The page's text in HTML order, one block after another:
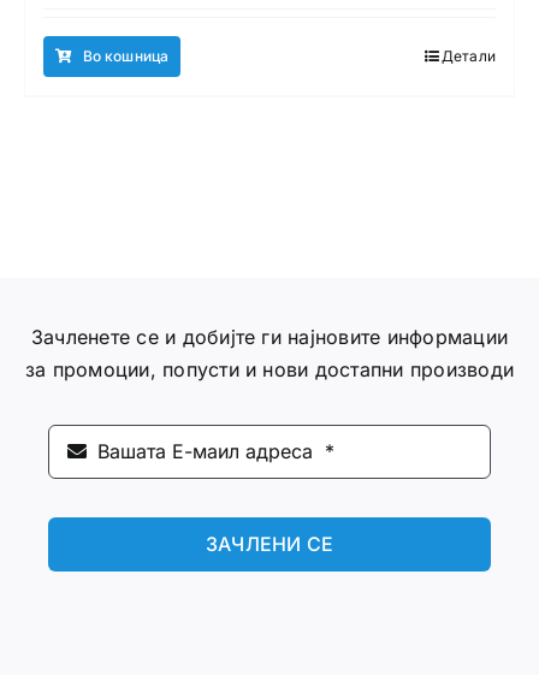
Во кошница Детали
Зачленете се и добијте ги најновите информации
за промоции, попусти и нови достапни производи
ЗАЧЛЕНИ СЕ